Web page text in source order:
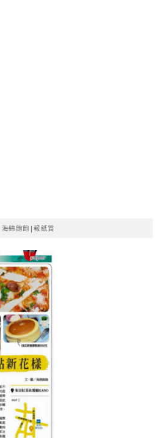
海綿飽飽|報紙賞